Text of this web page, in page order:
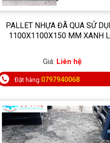
PALLET NHỰA ĐÃ QUA SỬ
1100X1100X150 MM XANH
Giá: Liên hệ
Đặt hàng 0797940068